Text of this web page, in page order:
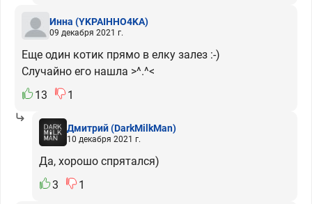
Инна (YKPAIHHO4KA)
09 декабря 2021 г.
Еще один котик прямо в елку залез :-)
Случайно его нашла >^.^<
13
1
Дмитрий(DarkMilkMan)
10 декабря 2021 г.
Да, хорошо спрятался)
3
1